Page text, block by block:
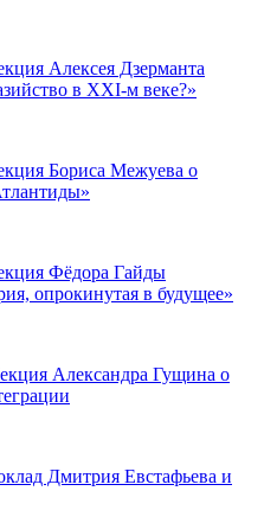
Алексея Дзерманта
в XXI-м веке?»
Бориса Межуева о
Фёдора Гайды
опрокинутая в будущее»
Александра Гущина о
Дмитрия Евстафьева и